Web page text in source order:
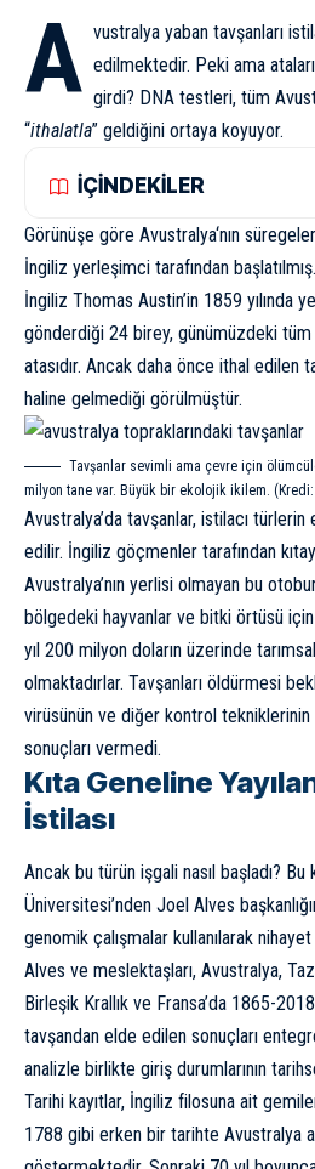
A vustralya yaban tavşanları
edilmektedir. Peki ama
girdi? DNA testleri, tüm
“ithalatla” geldiğini ortaya koyuyor.
İÇİNDEKİLER
Görünüşe göre Avustralya‘nın
İngiliz yerleşimci tarafından
İngiliz Thomas Austin’in 1859 yılında
gönderdiği 24 birey, günümüzdeki tüm
atasıdır. Ancak daha önce ithal edilen
haline gelmediği görülmüştür.
Tavşanlar sevimli ama çevre için
milyon tane var. Büyük bir ekolojik ikilem.
Avustralya’da tavşanlar, istilacı
edilir. İngiliz göçmenler tarafından
Avustralya’nın yerlisi olmayan bu
bölgedeki hayvanlar ve bitki örtüsü
yıl 200 milyon doların üzerinde
olmaktadırlar. Tavşanları öldürmesi
virüsünün ve diğer kontrol tekniklerinin
sonuçları vermedi.
Kıta Geneline
İstilası
Ancak bu türün işgali nasıl başladı? Bu
Üniversitesi’nden Joel Alves
genomik çalışmalar kullanılarak
Alves ve meslektaşları, Avustralya,
Birleşik Krallık ve Fransa’da 1865-2018
tavşandan elde edilen sonuçları
analizle birlikte giriş durumlarının
Tarihi kayıtlar, İngiliz filosuna ait
1788 gibi erken bir tarihte Avustralya